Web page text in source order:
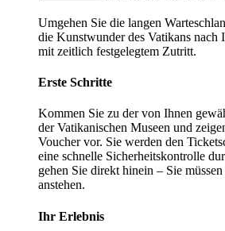
Umgehen Sie die langen
die Kunstwunder des Vatikans nach
mit zeitlich festgelegtem Zutritt.
Erste Schritte
Kommen Sie zu der von Ihnen
der Vatikanischen Museen und
Voucher vor. Sie werden den
eine schnelle Sicherheitskontrolle
gehen Sie direkt hinein – Sie
anstehen.
Ihr Erlebnis